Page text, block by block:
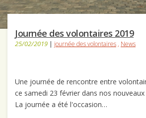
Journée des volontaires 2019
25/02/2019 | journée des volontaires , News
Une journée de rencontre entre
ce samedi 23 février dans nos
La journée a été l'occasion…